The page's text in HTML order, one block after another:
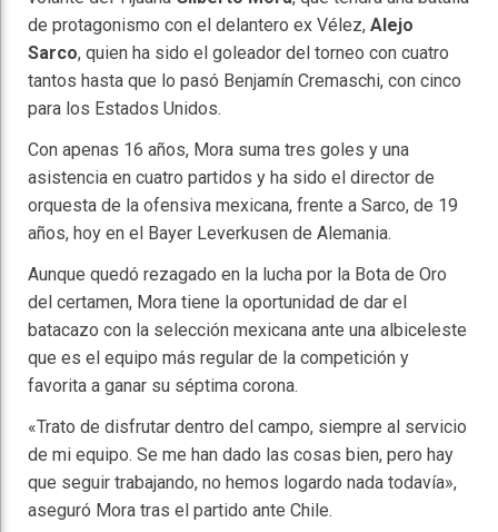
de protagonismo con el delantero ex Vélez, Alejo
Sarco, quien ha sido el goleador del torneo con cuatro
tantos hasta que lo pasó Benjamín Cremaschi, con cinco
para los Estados Unidos.
Con apenas 16 años, Mora suma tres goles y una
asistencia en cuatro partidos y ha sido el director de
orquesta de la ofensiva mexicana, frente a Sarco, de 19
años, hoy en el Bayer Leverkusen de Alemania.
Aunque quedó rezagado en la lucha por la Bota de Oro
del certamen, Mora tiene la oportunidad de dar el
batacazo con la selección mexicana ante una albiceleste
que es el equipo más regular de la competición y
favorita a ganar su séptima corona.
«Trato de disfrutar dentro del campo, siempre al servicio
de mi equipo. Se me han dado las cosas bien, pero hay
que seguir trabajando, no hemos logardo nada todavía»,
aseguró Mora tras el partido ante Chile.